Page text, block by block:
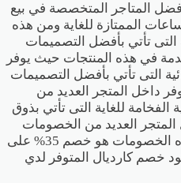
المتاجر المتخصصة في بيع
الممتازة للغاية ومن هذه
التى تأتي بأفضل التصميمات
في هذه المنتجات حيث يوفر
التى تأتي بأفضل التصميمات
داخل المتجر العديد من
الفخامة للغاية التى تأتي بذوق
المتجر العديد من الخصومات
والعروض داخل المتجر ومن هذه الخصومات هو خصم 35% على
خصم كارديال المتوفر لدي